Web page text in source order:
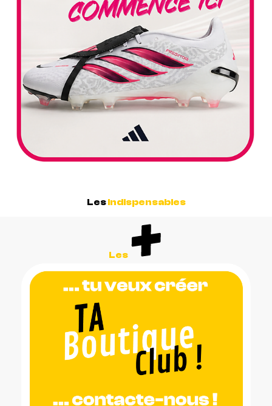
LesIndispensables
Les